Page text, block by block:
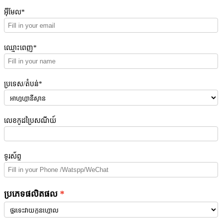
អ៊ីមែល*
ឈ្មោះពេញ*
ប្រទេស/តំបន់*
លេខកូដប្រៃសណីយ៍
ទូរស័ព្ទ
ប្រភេទផលិតផល